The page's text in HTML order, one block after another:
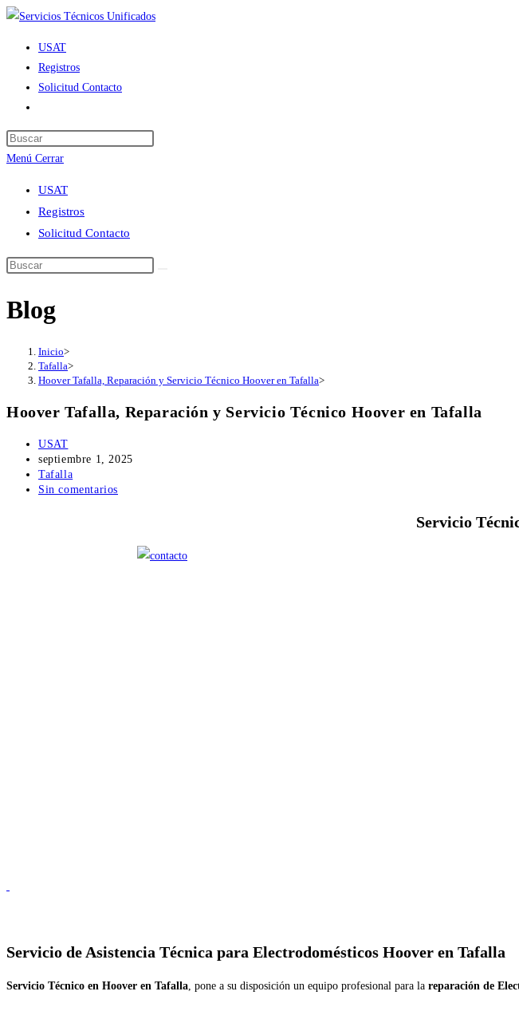
Ir
contenido
USAT
Registros
Solicitud Contacto
de
la
web
Menú Cerrar
USAT
Registros
Solicitud Contacto
Blog
Inicio>
Tafalla>
Hoover Tafalla, Reparación y Servicio Técnico Hoover en Tafalla>
Hoover Tafalla, Reparación y Servicio Técnico Hoover en Tafalla
Autor
de
la
entrada:
USAT
Publicación
de
la
septiembre 1, 2025
Categoría
de
Tafalla
Comentarios
Sin comentarios
Servicio
Servicio de Asistencia Técnica para Electrodomésticos Hoover en Tafalla
Servicio Técnico en Hoover en Tafalla, pone a su disposición un equipo profesional para la reparación de